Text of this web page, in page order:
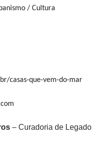
/ Cultura
casas-que-vem-do-mar
– Curadoria de Legado